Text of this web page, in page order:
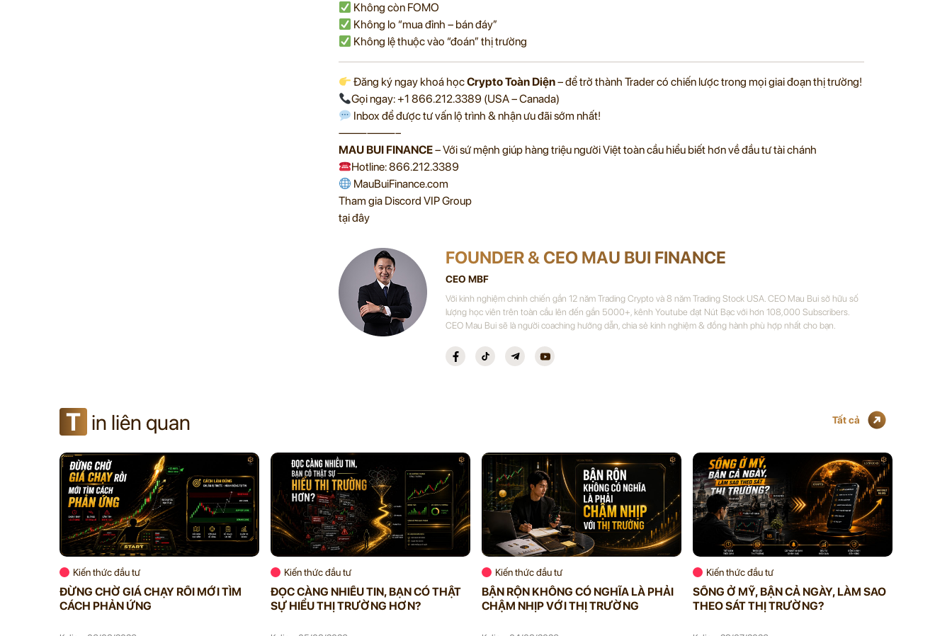
Không còn FOMO
Không lo “mua đỉnh – bán đáy”
Không lệ thuộc vào “đoán” thị trường
Đăng ký ngay khoá họcCrypto Toàn Diện– để trở thành Trader có chiến lược trong mọi giai đoạn thị trường!
Gọi ngay: +1 866.212.3389 (USA – Canada)
Inbox để được tư vấn lộ trình & nhận ưu đãi sớm nhất!
——————–
MAU BUI FINANCE– Với sứ mệnh giúp hàng triệu người Việt toàn cầu hiểu biết hơn về đầu tư tài chánh
Hotline: 866.212.3389
MauBuiFinance.com
Tham gia Discord VIP Group
tại đây
FOUNDER & CEO MAU BUI FINANCE
CEO MBF
Với kinh nghiệm chinh chiến gần 12 năm Trading Crypto và 8 năm Trading Stock USA. CEO Mau Bui sở hữu số
lượng học viên trên toàn cầu lên đến gần 5000+, kênh Youtube đạt Nút Bạc với hơn 108,000 Subscribers.
CEO Mau Bui sẽ là người coaching hướng dẫn, chia sẻ kinh nghiệm & đồng hành phù hợp nhất cho bạn.
T in liên quan Tất cả
Kiến thức đầu tư
ĐỪNG CHỜ GIÁ CHẠY RỒI MỚI TÌM
CÁCH PHẢN ỨNG
Kiến thức đầu tư
ĐỌC CÀNG NHIỀU TIN, BẠN CÓ THẬT
SỰ HIỂU THỊ TRƯỜNG HƠN?
Kiến thức đầu tư
BẬN RỘN KHÔNG CÓ NGHĨA LÀ PHẢI
CHẬM NHỊP VỚI THỊ TRƯỜNG
Kiến thức đầu tư
SỐNG Ở MỸ, BẬN CẢ NGÀY, LÀM SAO
THEO SÁT THỊ TRƯỜNG?